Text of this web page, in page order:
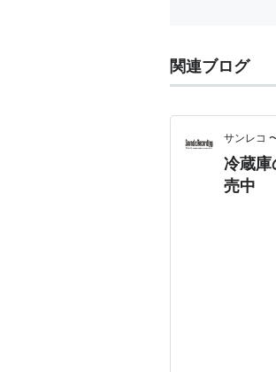
関連ブログ
サンレコ
冷蔵庫
売中